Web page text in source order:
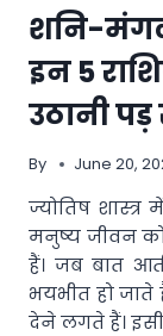
हो
है
धन
लाभ
पढ़ें
का
मीन
शनि-
इन 5
उठानी
By June 20,
ज्योतिष
मनुष्य जीवन
हैं। जब बात
भयभीत हो
देने लगते हैं।